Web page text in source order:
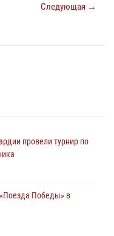
Следующая →
провели турнир по
Победы» в